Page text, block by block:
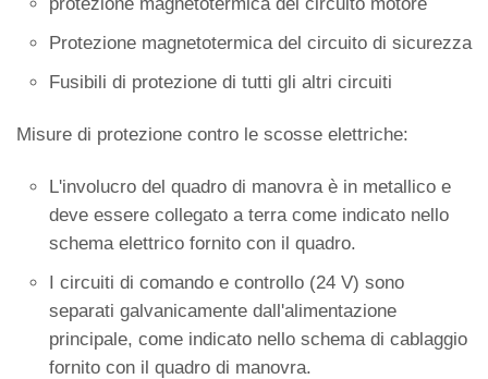
Protezione magnetotermica del circuito di sicurezza
Fusibili di protezione di tutti gli altri circuiti
Misure di protezione contro le scosse elettriche:
L'involucro del quadro di manovra è in metallico e
deve essere collegato a terra come indicato nello
schema elettrico fornito con il quadro.
I circuiti di comando e controllo (24 V) sono
separati galvanicamente dall'alimentazione
principale, come indicato nello schema di cablaggio
fornito con il quadro di manovra.